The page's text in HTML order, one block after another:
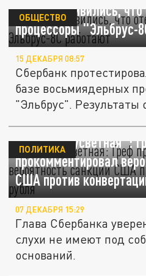
В Сбере удивились,
процессоры "Эльбрус-
ОБЩЕСТВО
15 ДЕКАБРЯ 08:57
Сбербанк
базе восьмиядерных
"Эльбрус". Результаты
"Чушь несусветная":
прокомментировал
США против
ПОЛИТИКА
07 ДЕКАБРЯ 15:29
Глава Сбербанка
слухи не имеют под
оснований.